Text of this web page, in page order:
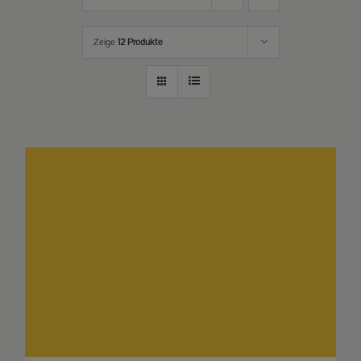
Zeige 12 Produkte